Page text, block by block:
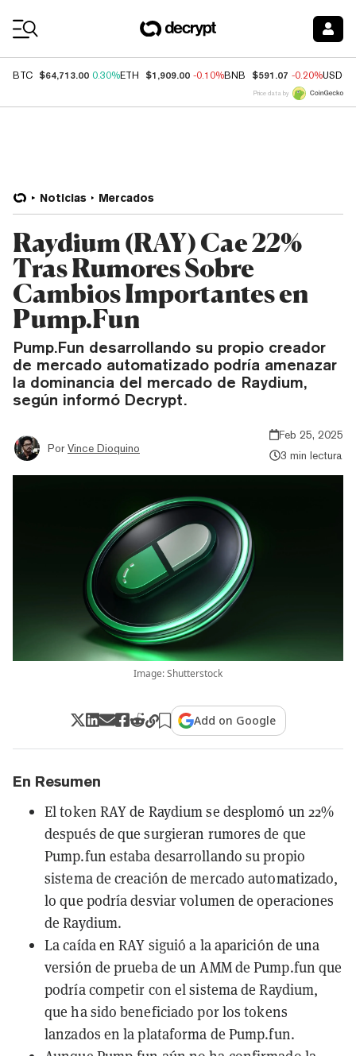
BTC $64,713.00 0.30%ETH $1,909.00 -0.10%BNB $591.07 -0.20%USDC
Price data by
Noticias Mercados
Raydium (RAY) Cae 22%
Tras Rumores Sobre
Cambios Importantes en
Pump.Fun
Pump.Fun desarrollando su propio creador
de mercado automatizado podría amenazar
la dominancia del mercado de Raydium,
según informó Decrypt.
Por Vince Dioquino
Feb 25, 2025
3 min lectura
Image: Shutterstock
Add on Google
En Resumen
El token RAY de Raydium se desplomó un 22%
después de que surgieran rumores de que
Pump.fun estaba desarrollando su propio
sistema de creación de mercado automatizado,
lo que podría desviar volumen de operaciones
de Raydium.
La caída en RAY siguió a la aparición de una
versión de prueba de un AMM de Pump.fun que
podría competir con el sistema de Raydium,
que ha sido beneficiado por los tokens
lanzados en la plataforma de Pump.fun.